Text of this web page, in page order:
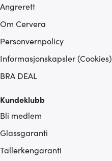
Angrerett
Om Cervera
Personvernpolicy
Informasjonskapsler (Cookies)
BRA DEAL
Kundeklubb
Bli medlem
Glassgaranti
Tallerkengaranti